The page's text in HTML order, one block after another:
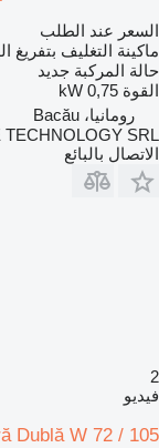
السعر عند الطلب
ماكينة التغليف بتفريغ
حالة المركبة جديد
القوة 0,75 kW
رومانيا، Bacău
TECHNOLOGY SRL
الاتصال بالبائع
2
فيديو
Dublă W 72 / 105